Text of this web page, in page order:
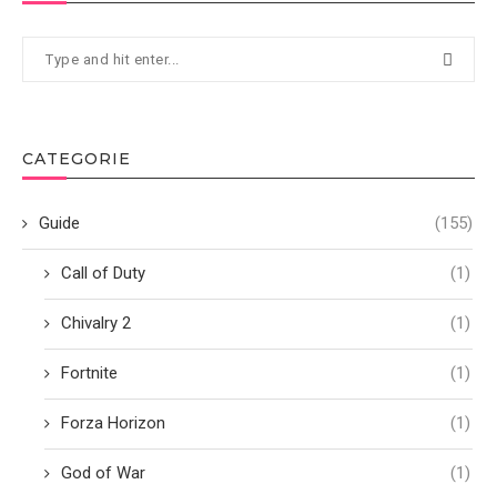
CATEGORIE
Guide (155)
Call of Duty (1)
Chivalry 2 (1)
Fortnite (1)
Forza Horizon (1)
God of War (1)